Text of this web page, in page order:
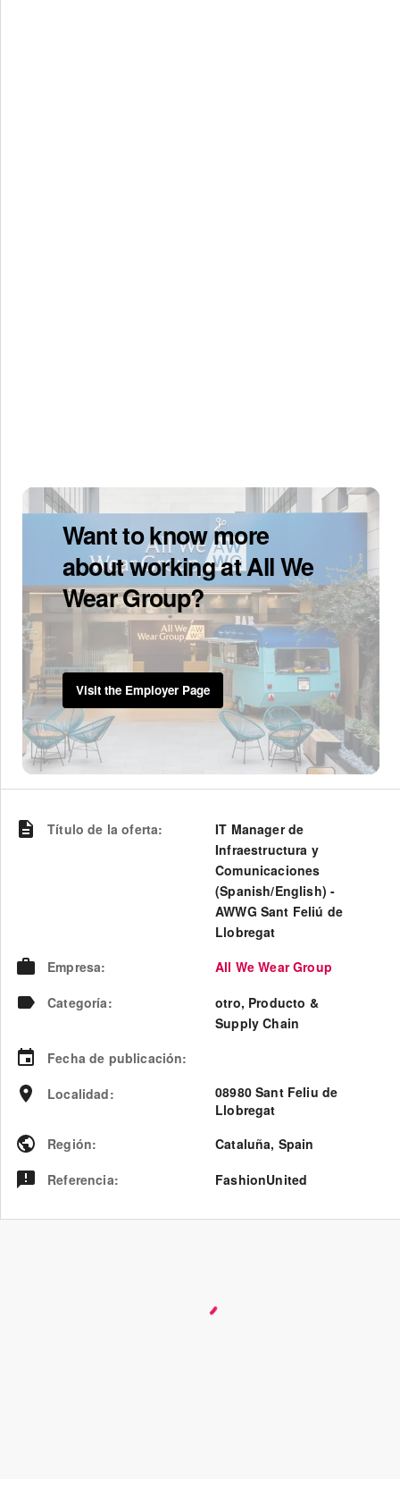
Want to know more
about working at All We
Wear Group?
Visit the Employer Page
Título de la oferta:
IT Manager de
Infraestructura y
Comunicaciones
(Spanish/English) -
AWWG Sant Feliú de
Llobregat
Empresa:
All We Wear Group
Categoría:
otro, Producto &
Supply Chain
Fecha de publicación:
Localidad:
08980 Sant Feliu de
Llobregat
Región: Cataluña, Spain
Referencia: FashionUnited